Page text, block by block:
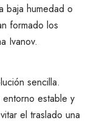
baja humedad o
formado los
Ivanov.
sencilla.
estable y
el traslado una